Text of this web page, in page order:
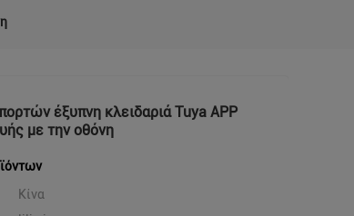
έξυπνη κλειδαριά Tuya APP
με την οθόνη
Κίνα